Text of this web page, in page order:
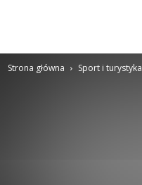
Strona główna Sport i turystyka